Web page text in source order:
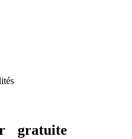
gratuite